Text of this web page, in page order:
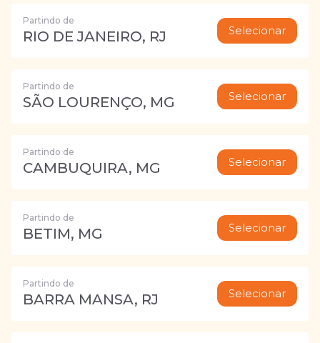
Partindo de
RIO DE JANEIRO, RJ Selecionar
Partindo de
SÃO LOURENÇO, MG Selecionar
Partindo de
CAMBUQUIRA, MG Selecionar
Partindo de
BETIM, MG Selecionar
Partindo de
BARRA MANSA, RJ Selecionar